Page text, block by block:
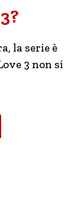
la serie è
3 non si